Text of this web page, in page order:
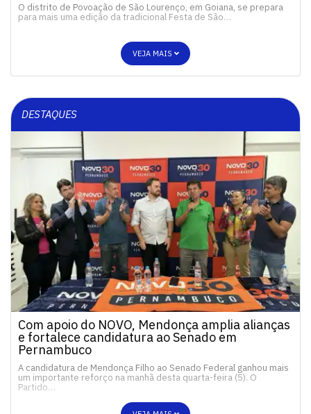
O distrito de Povoação de São Lourenço, em Goiana, se prepara
para mais uma edição da tradicional Festa de São…
VEJA MAIS
DESTAQUES
Com apoio do NOVO, Mendonça amplia alianças
e fortalece candidatura ao Senado em
Pernambuco
A candidatura de Mendonça Filho ao Senado Federal ganhou mais
um importante reforço na manhã desta quarta-feira (5). O
Partido…